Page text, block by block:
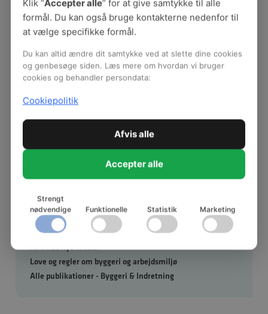
Særligt ved byggeri af skoler og
Se hele temaet
Arbejdsmiljøorganisationen i
byggeprocesser
Den gode byggeproces
APV i de nye lokaler
Love og regler om byggeri og arbejdsmiljø
Alle publikationer - Byggeri & Indretning
Udgivelsesår:
Opdateret dato:2024
Ansvarlig:Susanne Nilherd Halle
Klik “Accepter alle” for at give samtykke til alle
formål. Du kan også bruge kontakterne nedenfor til
at vælge specifikke formål.
Du kan altid ændre dit samtykke ved at slette dine cookies
og genbesøge siden. Læs mere om hvordan vi bruger
cookies og behandler persondata:
Cookiepolitik
Afvis alle
Accepter alle
Strengt
nødvendige
Funktionelle Statistik Marketing